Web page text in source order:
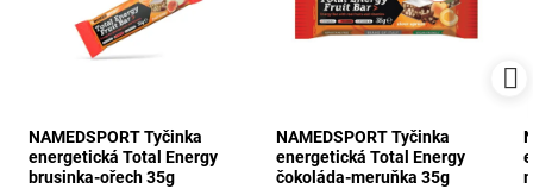
NAMEDSPORT Tyčinka
energetická Total Energy
brusinka-ořech 35g
NAMEDSPORT Tyčinka
energetická Total Energy
čokoláda-meruňka 35g